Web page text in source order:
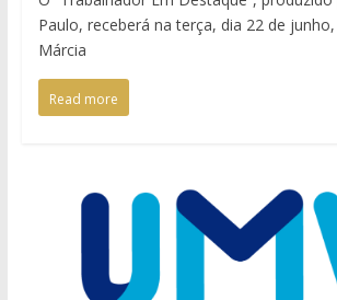
Paulo, receberá na terça, dia 22 de
Márcia
Read more